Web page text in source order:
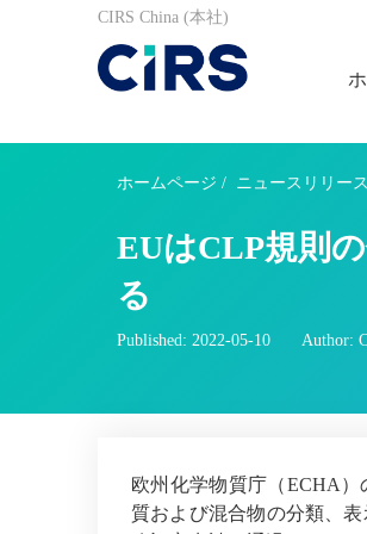
CIRS China (本社)
ホームページ / ニュースリリース
EUはCLP規則
る
Published: 2022-05-10 Author:
欧州化学物質庁（ECHA）
質および混合物の分類、